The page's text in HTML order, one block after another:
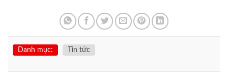
Danh mục: Tin tức